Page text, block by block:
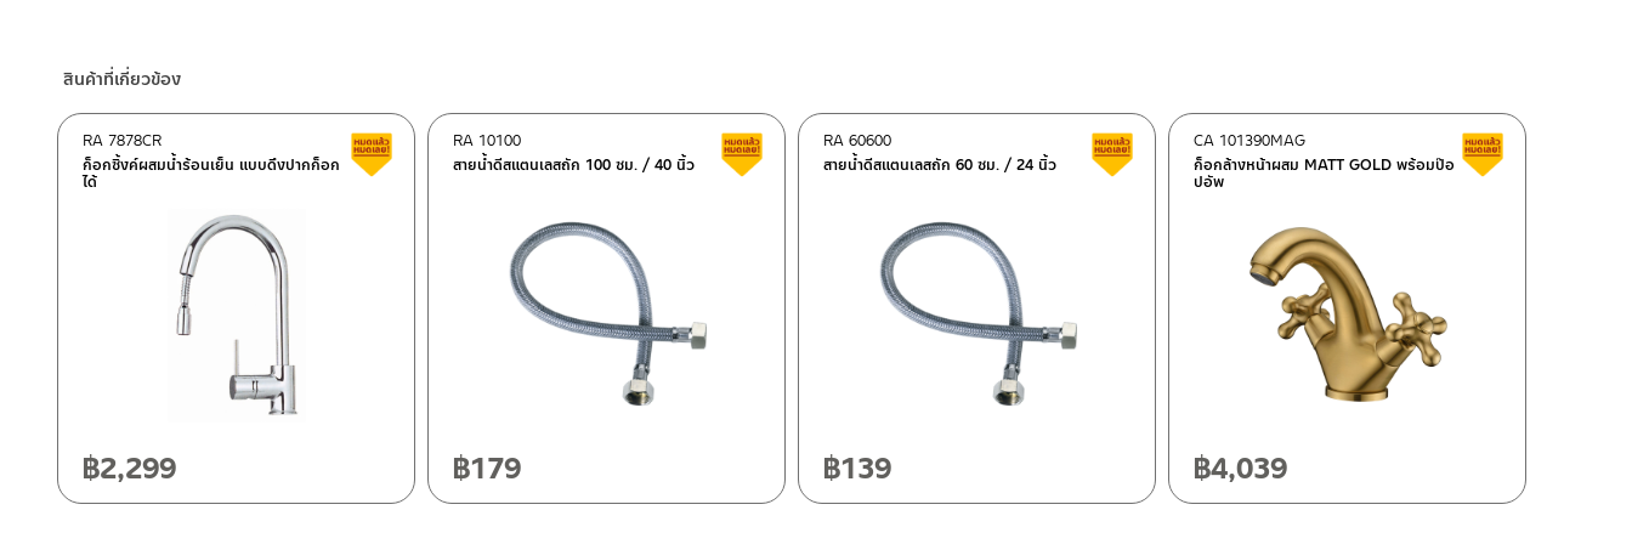
ศูนย์บริการและอะไหล่ กรุงเทพฯ
662/61-62 ถนน พระราม3 แขวงบางโพงพาง เขตยานนาวา กรุงเทพฯ 10120
โทร: 02-358-0080 / 080-075-8668 / 091-545-0556
เชียงใหม่
โทร: 080-075-2626
– Shopee
–Lazada
– ซื้อสินค้าชิ้นนี้บน Shopee
<<
ซื้อสินค้าชิ้นนี้บน Lazada>>คลิกที่นี่<<
ติดต่อพนักงานขาย / Contact Sales Staff
โทร: 02-285-5795
@charnpaiboon.sales
ติดต่อ ชาญไพบูลย์ / Contact Us
สินค้าที่เกี่ยวข้อง
ก็อกซิ้งค์ผสมน้ำร้อนเย็น แบบดึงปากก็อก
ได้
RA 7878CR สินค้าลดราคา เคลียร์สต็อก
฿2,299
สายน้ำดีสแตนเลสถัก 100 ซม. / 40 นิ้ว
RA 10100 สินค้าลดราคา เคลียร์สต็อก
฿179
สายน้ำดีสแตนเลสถัก 60 ซม. / 24 นิ้ว
RA 60600 สินค้าลดราคา เคลียร์สต็อก
฿139
ก็อกล้างหน้าผสม MATT GOLD พร้อมป๊อ
ปอัพ
CA 101390MAG
฿4,039